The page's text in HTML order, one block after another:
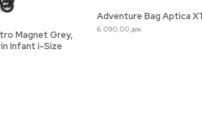
Magnet Grey,
Infant i-Size
Adventure Bag Aptica
6.090,00ден